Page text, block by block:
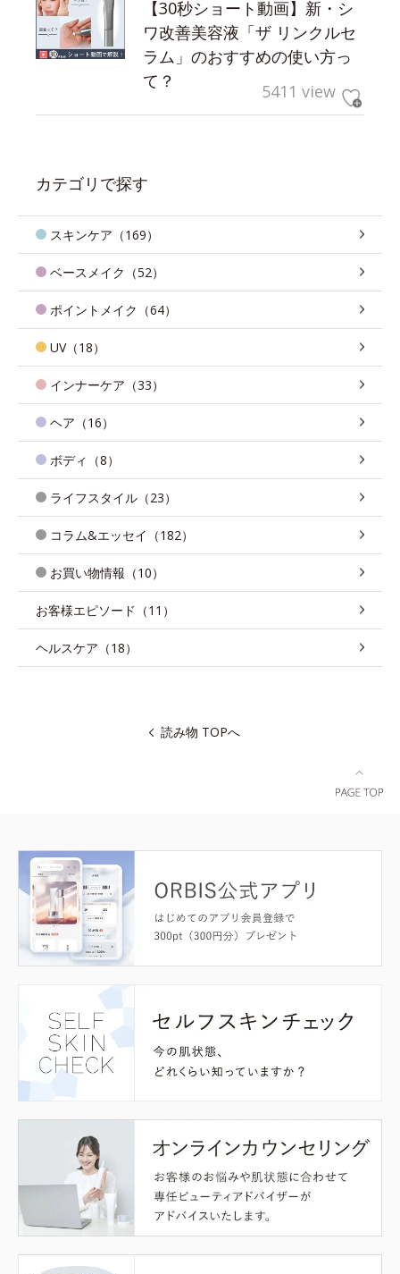
【30秒ショート動画】新・シ
ワ改善美容液「ザ リンクルセ
ラム」のおすすめの使い方っ
て？
5411 view
カテゴリで探す
スキンケア（169）
ベースメイク（52）
ポイントメイク（64）
UV（18）
インナーケア（33）
ヘア（16）
ボディ（8）
ライフスタイル（23）
コラム&エッセイ（182）
お買い物情報（10）
お客様エピソード（11）
ヘルスケア（18）
読み物 TOPへ